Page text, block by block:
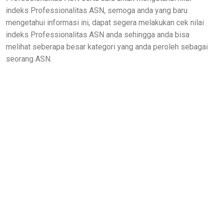
indeks Professionalitas ASN, semoga anda yang baru
mengetahui informasi ini, dapat segera melakukan cek nilai
indeks Professionalitas ASN anda sehingga anda bisa
melihat seberapa besar kategori yang anda peroleh sebagai
seorang ASN.